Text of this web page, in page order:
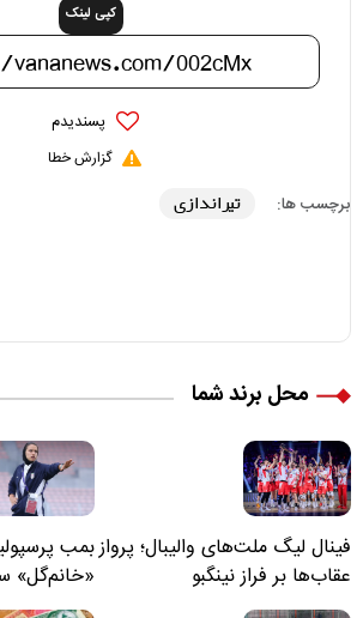
کپی لینک
پسندیدم
گزارش خطا
برچسب ها: تیراندازی
محل برند شما
فینال لیگ ملت‌های والیبال؛ پرواز
عقاب‌ها بر فراز نینگبو
بمب
«خانم‌گل»